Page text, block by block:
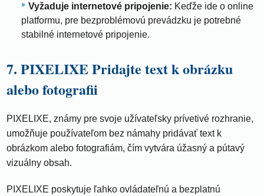
Vyžaduje internetové pripojenie: Keďže ide o online
platformu, pre bezproblémovú prevádzku je potrebné
stabilné internetové pripojenie.
7. PIXELIXE Pridajte text k obrázku
alebo fotografii
PIXELIXE, známy pre svoje užívateľsky prívetivé rozhranie,
umožňuje používateľom bez námahy pridávať text k
obrázkom alebo fotografiám, čím vytvára úžasný a pútavý
vizuálny obsah.
PIXELIXE poskytuje ľahko ovládateľnú a bezplatnú